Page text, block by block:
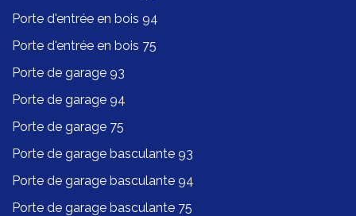
Porte d'entrée en bois 94
Porte d'entrée en bois 75
Porte de garage 93
Porte de garage 94
Porte de garage 75
Porte de garage basculante 93
Porte de garage basculante 94
Porte de garage basculante 75